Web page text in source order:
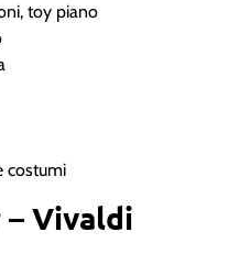
toy piano
costumi
Vivaldi